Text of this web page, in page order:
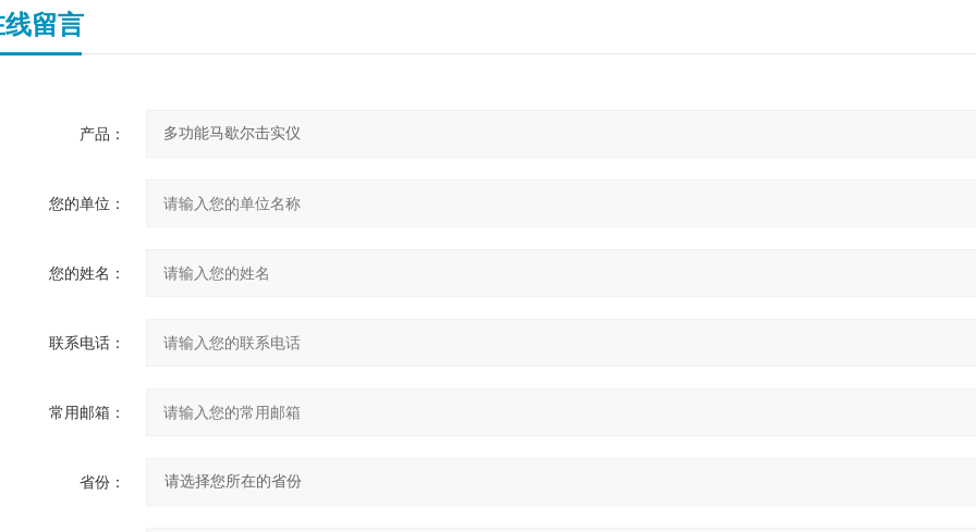
线留言
产品：
您的单位：
您的姓名：
联系电话：
常用邮箱：
省份：